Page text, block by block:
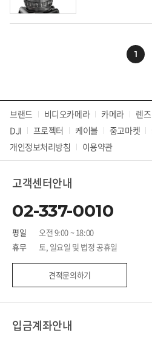
1
브랜드 비디오카메라 카메라 렌즈
DJI
프로젝터 케이블 중고마켓
개인정보처리방침
이용약관
고객센터안내
02-337-0010
평일
오전 9:00 ~ 18:00
휴무
토, 일요일 및 법정 공휴일
견적문의하기
입금계좌안내